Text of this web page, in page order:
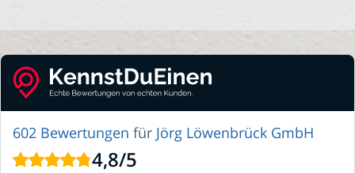
602 Bewertungen für Jörg Löwenbrück GmbH
4,8/5